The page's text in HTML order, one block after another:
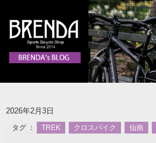
2026年2月3日
タグ ： TREK クロスバイク 仙南